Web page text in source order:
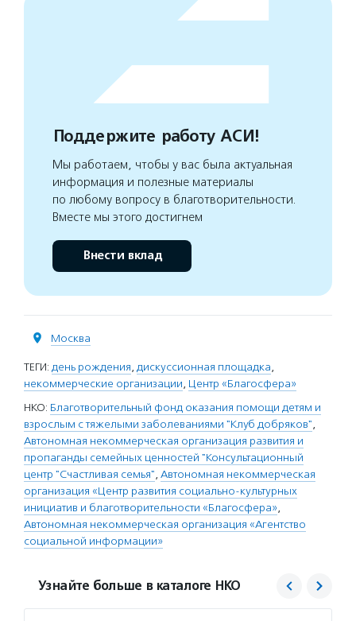
Поддержите работу АСИ!
Мы работаем, чтобы у вас была актуальная
информация и полезные материалы
по любому вопросу в благотворительности.
Вместе мы этого достигнем
Внести вклад
Москва
ТЕГИ: день рождения, дискуссионная площадка,
некоммерческие организации, Центр «Благосфера»
НКО: Благотворительный фонд оказания помощи детям и
взрослым с тяжелыми заболеваниями "Клуб добряков",
Автономная некоммерческая организация развития и
пропаганды семейных ценностей "Консультационный
центр "Счастливая семья", Автономная некоммерческая
организация «Центр развития социально-культурных
инициатив и благотворительности «Благосфера»,
Автономная некоммерческая организация «Агентство
социальной информации»
Узнайте больше в каталоге НКО